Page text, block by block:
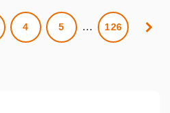
4 5 … 126